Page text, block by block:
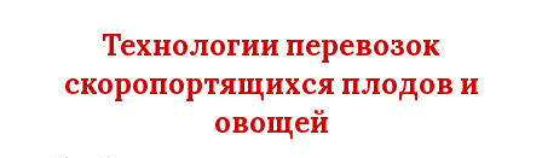
Технологии перевозок
скоропортящихся плодов и
овощей